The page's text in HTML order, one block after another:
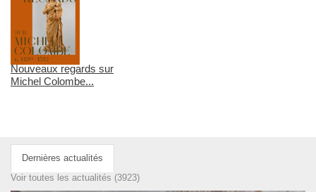
Nouveaux regards sur
Michel Colombe...
Dernières actualités
Voir toutes les actualités (3923)